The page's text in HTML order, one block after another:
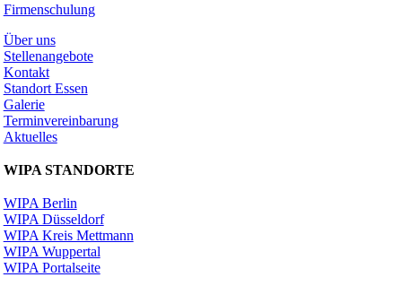
Firmenschulung
Über uns
Stellenangebote
Kontakt
Standort Essen
Galerie
Terminvereinbarung
Aktuelles
WIPA STANDORTE
WIPA Berlin
WIPA Düsseldorf
WIPA Kreis Mettmann
WIPA Wuppertal
WIPA Portalseite